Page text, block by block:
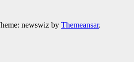
newswiz by Themeansar.